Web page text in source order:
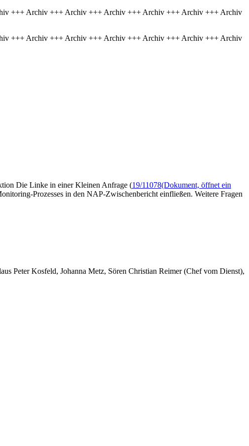
+++ Archiv +++ Archiv +++ Archiv +++ Archiv +++ Archiv +++ Archiv
+++ Archiv +++ Archiv +++ Archiv +++ Archiv +++ Archiv +++ Archiv
Die Linke in einer Kleinen Anfrage (19/11078(Dokument, öffnet ein
Prozesses in den NAP-Zwischenbericht einfließen. Weitere Fragen
Peter Kosfeld, Johanna Metz, Sören Christian Reimer (Chef vom Dienst),